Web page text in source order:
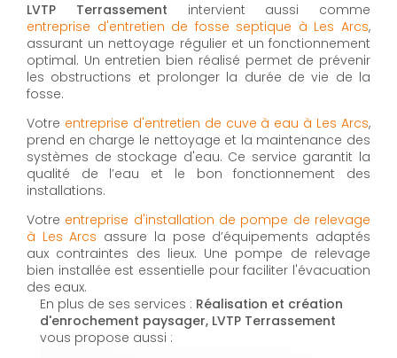
LVTP Terrassement intervient aussi comme
entreprise d'entretien de fosse septique à Les Arcs,
assurant un nettoyage régulier et un fonctionnement
optimal. Un entretien bien réalisé permet de prévenir
les obstructions et prolonger la durée de vie de la
fosse.
Votre entreprise d'entretien de cuve à eau à Les Arcs,
prend en charge le nettoyage et la maintenance des
systèmes de stockage d'eau. Ce service garantit la
qualité de l’eau et le bon fonctionnement des
installations.
Votre entreprise d'installation de pompe de relevage
à Les Arcs assure la pose d’équipements adaptés
aux contraintes des lieux. Une pompe de relevage
bien installée est essentielle pour faciliter l'évacuation
des eaux.
En plus de ses services : Réalisation et création
d'enrochement paysager, LVTP Terrassement
vous propose aussi :